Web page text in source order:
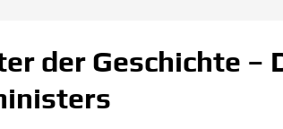
der Geschichte –